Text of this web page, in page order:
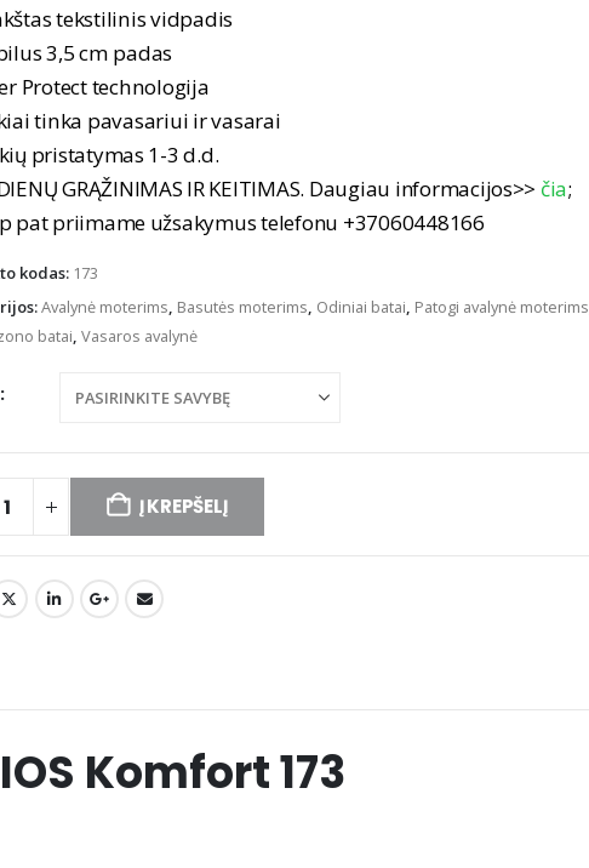
tekstilinis vidpadis
3,5 cm padas
Protect technologija
tinka pavasariui ir vasarai
pristatymas 1-3 d.d.
GRĄŽINIMAS IR KEITIMAS. Daugiau informacijos>> čia;
pat priimame užsakymus telefonu +37060448166
kodas: 173
Avalynė moterims, Basutės moterims, Odiniai batai, Patogi avalynė moterims
batai, Vasaros avalynė
Į KREPŠELĮ
Komfort 173